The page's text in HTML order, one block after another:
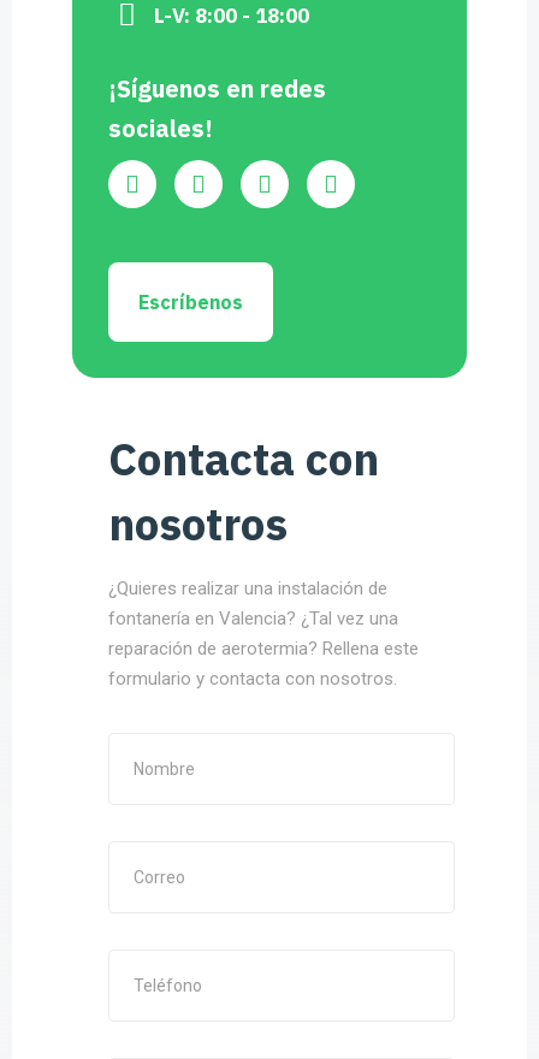
L-V: 8:00 - 18:00
¡Síguenos en redes
sociales!
Escríbenos
Contacta con
nosotros
¿Quieres realizar una instalación de
fontanería en Valencia? ¿Tal vez una
reparación de aerotermia? Rellena este
formulario y contacta con nosotros.